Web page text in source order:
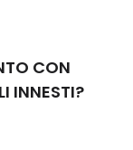
CON
INNESTI?